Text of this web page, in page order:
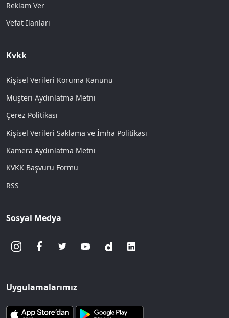
Reklam Ver
Vefat İlanları
Kvkk
Kişisel Verileri Koruma Kanunu
Müşteri Aydınlatma Metni
Çerez Politikası
Kişisel Verileri Saklama ve İmha Politikası
Kamera Aydınlatma Metni
KVKK Başvuru Formu
RSS
Sosyal Medya
Uygulamalarımız